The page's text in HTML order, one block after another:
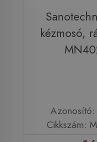
kézmosó,
Cikkszám: